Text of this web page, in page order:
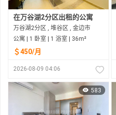
在万谷湖2分区出租的公寓
万谷湖2分区 , 堆谷区 , 金边市
公寓 | 1 卧室 | 1 浴室 | 36m²
＄450/月
2026-08-09 04:06
583